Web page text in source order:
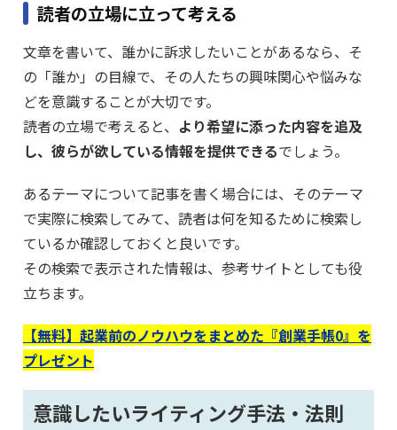
読者の立場に立って考える
文章を書いて、誰かに訴求したいことがあるなら、そ
の「誰か」の目線で、その人たちの興味関心や悩みな
どを意識することが大切です。
読者の立場で考えると、 より希望に添った内容を追及
し、彼らが欲している情報を提供できるでしょう。
あるテーマについて記事を書く場合には、そのテーマ
で実際に検索してみて、読者は何を知るために検索し
ているか確認しておくと良いです。
その検索で表示された情報は、参考サイトとしても役
立ちます。
【無料】起業前のノウハウをまとめた『創業手帳0』を
プレゼント
意識したいライティング手法・法則